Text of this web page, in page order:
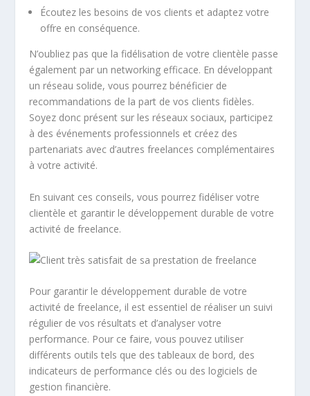
Écoutez les besoins de vos clients et adaptez votre
offre en conséquence.
N’oubliez pas que la fidélisation de votre clientèle passe
également par un networking efficace. En développant
un réseau solide, vous pourrez bénéficier de
recommandations de la part de vos clients fidèles.
Soyez donc présent sur les réseaux sociaux, participez
à des événements professionnels et créez des
partenariats avec d’autresfreelances complémentaires
à votre activité.
En suivant ces conseils, vous pourrez fidéliser votre
clientèle et garantir le développement durable de votre
activité de freelance.
Pour garantir le développement durable de votre
activité de freelance, il est essentiel de réaliser un suivi
régulier de vos résultats et d’analyser votre
performance. Pour ce faire, vous pouvez utiliser
différents outils tels que des tableaux de bord, des
indicateurs de performance clés ou des logiciels de
gestion financière.